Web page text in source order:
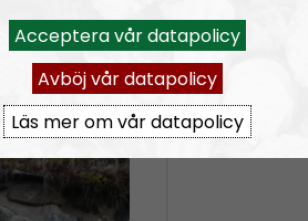
Acceptera vår datapolicy
Avböj vår datapolicy
Läs mer om vår datapolicy